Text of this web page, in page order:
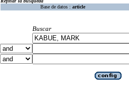
Base de datos : article
Buscar